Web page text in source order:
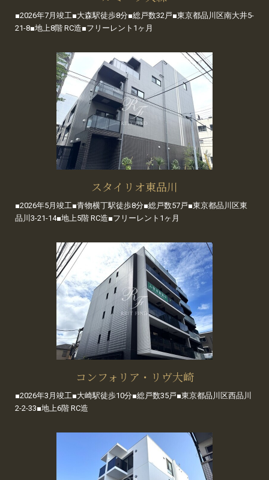
■2026年7月竣工■大森駅徒歩8分■総戸数32戸■東京都品川区南大井5-
21-8■地上8階 RC造■フリーレント1ヶ月
スタイリオ東品川
■2026年5月竣工■青物横丁駅徒歩8分■総戸数57戸■東京都品川区東
品川3-21-14■地上5階 RC造■フリーレント1ヶ月
コンフォリア・リヴ大崎
■2026年3月竣工■大崎駅徒歩10分■総戸数35戸■東京都品川区西品川
2-2-33■地上6階 RC造